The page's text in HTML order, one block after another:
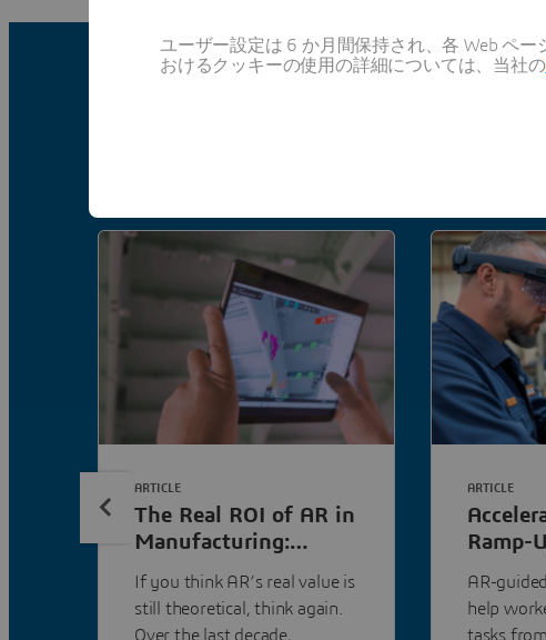
製造とオペレーション
The Real ROI of AR in
Manufacturing:
If you think AR’s real value is
still theoretical, think again.
Over the last decade,
ARTICLE
Ramp-
AR-
help
tasks
ARTICLE
ユーザー設定は 6 か月間保持され、各 Web ペ
おけるクッキーの使用の詳細については、当社の